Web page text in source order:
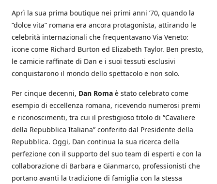
Aprì la sua prima boutique nei primi anni ’70, quando la
“dolce vita” romana era ancora protagonista, attirando le
celebrità internazionali che frequentavano Via Veneto:
icone come Richard Burton ed Elizabeth Taylor. Ben presto,
le camicie raffinate di Dan e i suoi tessuti esclusivi
conquistarono il mondo dello spettacolo e non solo.
Per cinque decenni, Dan Roma è stato celebrato come
esempio di eccellenza romana, ricevendo numerosi premi
e riconoscimenti, tra cui il prestigioso titolo di “Cavaliere
della Repubblica Italiana” conferito dal Presidente della
Repubblica. Oggi, Dan continua la sua ricerca della
perfezione con il supporto del suo team di esperti e con la
collaborazione di Barbara e Gianmarco, professionisti che
portano avanti la tradizione di famiglia con la stessa